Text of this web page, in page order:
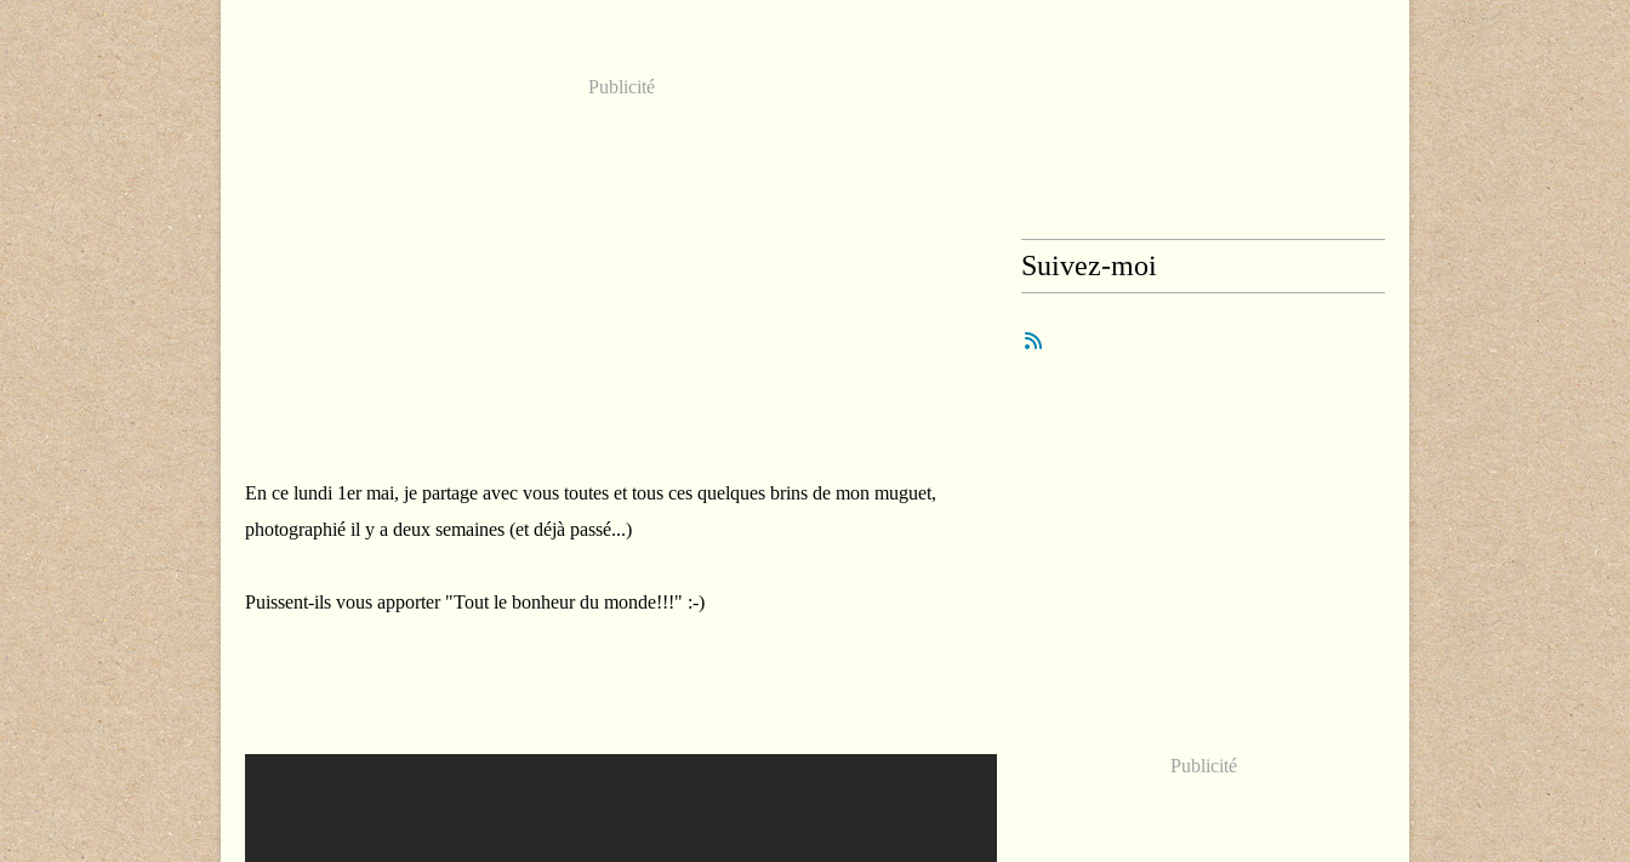
Publicité
En ce lundi 1er mai, je partage avec vous toutes et tous ces quelques brins de mon muguet,
photographié il y a deux semaines (et déjà passé...)
Puissent-ils vous apporter "Tout le bonheur du monde!!!" :-)
Suivez-moi
Publicité